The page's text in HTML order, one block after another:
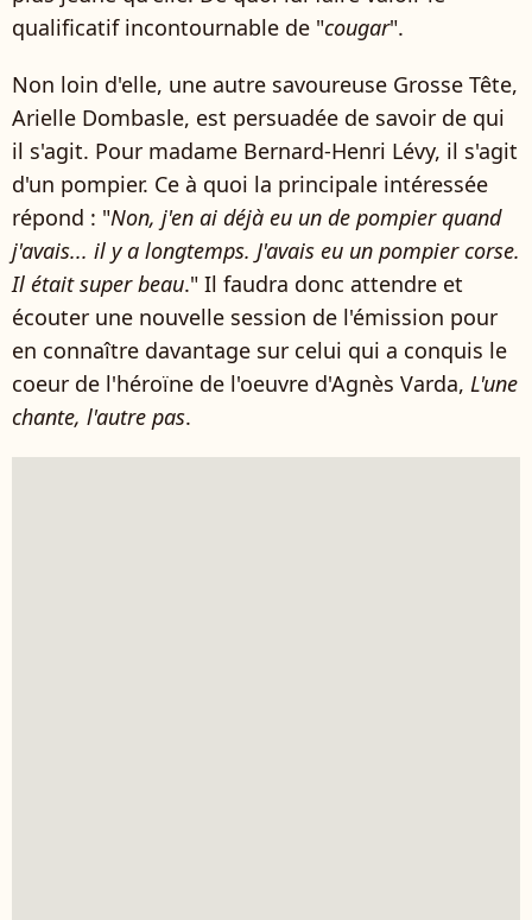
qualificatif incontournable de "cougar".
Non loin d'elle, une autre savoureuse Grosse Tête,
Arielle Dombasle, est persuadée de savoir de qui
il s'agit. Pour madame Bernard-Henri Lévy, il s'agit
d'un pompier. Ce à quoi la principale intéressée
répond : "Non, j'en ai déjà eu un de pompier quand
j'avais... il y a longtemps. J'avais eu un pompier corse.
Il était super beau." Il faudra donc attendre et
écouter une nouvelle session de l'émission pour
en connaître davantage sur celui qui a conquis le
coeur de l'héroïne de l'oeuvre d'Agnès Varda, L'une
chante, l'autre pas.